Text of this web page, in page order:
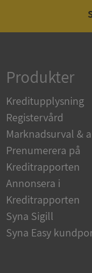
Produkter
Kreditupplysning
Registervård
Marknadsurval &
Prenumerera på
Kreditrapporten
Annonsera i
Kreditrapporten
Syna Sigill
Syna Easy
Strikt
och
användas
Namn